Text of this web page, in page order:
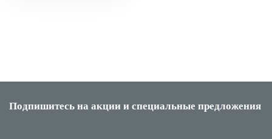
Подпишитесь на акции и специальные предложения